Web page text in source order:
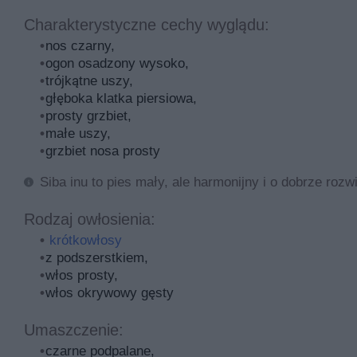
niezależności sprawia, że rzadko cierpi na lęk
Opisując charakter małych shiba inu, należy
mniejszymi zwierzętami. Instynkt łowiecki często
być trzymana na smyczy. Najlepszym pomysłem
Informacje zebrane od hodowców pozwalają też na
potrzeby. W stosunku do obcych bywa nieco
Jakiego szkolenia wymagają psy
Najważniejsze informacje szkoleniowe
Jak już wiemy, psy rasy shiba inu wykazują duży
najwięcej dźwięków, sytuacji, zapachów i innych
bowiem odpowiednio socjalizowane psy nie
Charakterystyczne cechy wyglądu:
nos czarny,
ogon osadzony wysoko,
trójkątne uszy,
głęboka klatka piersiowa,
prosty grzbiet,
małe uszy,
grzbiet nosa prosty
Siba inu to pies mały, ale harmonijny i o dobrze
Rodzaj owłosienia:
krótkowłosy
z podszerstkiem,
włos prosty,
włos okrywowy gęsty
Umaszczenie:
czarne podpalane,